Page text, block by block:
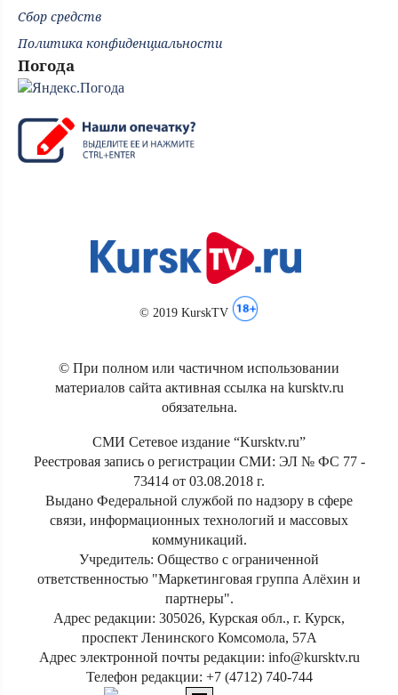
Сбор средств
Политика конфиденциальности
Погода
© 2019 KurskTV
© При полном или частичном использовании
материалов сайта активная ссылка на kursktv.ru
обязательна.
СМИ Сетевое издание “Kursktv.ru”
Реестровая запись о регистрации СМИ: ЭЛ № ФС 77 -
73414 от 03.08.2018 г.
Выдано Федеральной службой по надзору в сфере
связи, информационных технологий и массовых
коммуникаций.
Учредитель: Общество с ограниченной
ответственностью "Маркетинговая группа Алёхин и
партнеры".
Адрес редакции: 305026, Курская обл., г. Курск,
проспект Ленинского Комсомола, 57А
Адрес электронной почты редакции: info@kursktv.ru
Телефон редакции: +7 (4712) 740-744